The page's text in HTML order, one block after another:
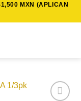
MXN (APLICAN